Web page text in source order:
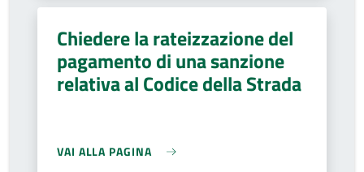
Chiedere la rateizzazione del
pagamento di una sanzione
relativa al Codice della Strada
VAI ALLA PAGINA